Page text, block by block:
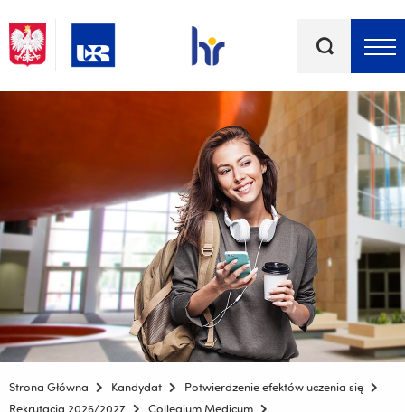
kluczowe
Strona Główna Kandydat
Potwierdzenie efektów uczenia się
Rekrutacja 2026/2027
Collegium Medicum